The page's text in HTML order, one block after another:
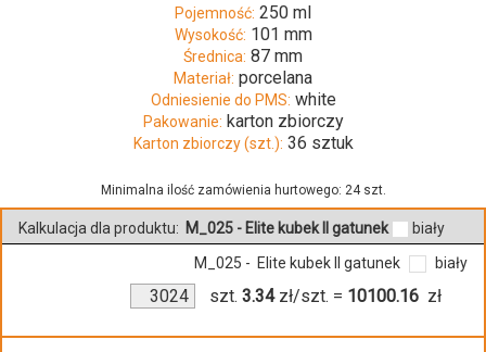
Pojemność: 250 ml
Wysokość: 101 mm
Średnica: 87 mm
Materiał: porcelana
Odniesienie do PMS: white
Pakowanie: karton zbiorczy
Karton zbiorczy (szt.): 36 sztuk
Minimalna ilość zamówienia hurtowego: 24 szt.
Kalkulacja dla produktu: M_025 - Elite kubek II gatunek biały
M_025 - Elite kubek II gatunek biały
szt. 3.34 zł/szt. = 10100.16 zł